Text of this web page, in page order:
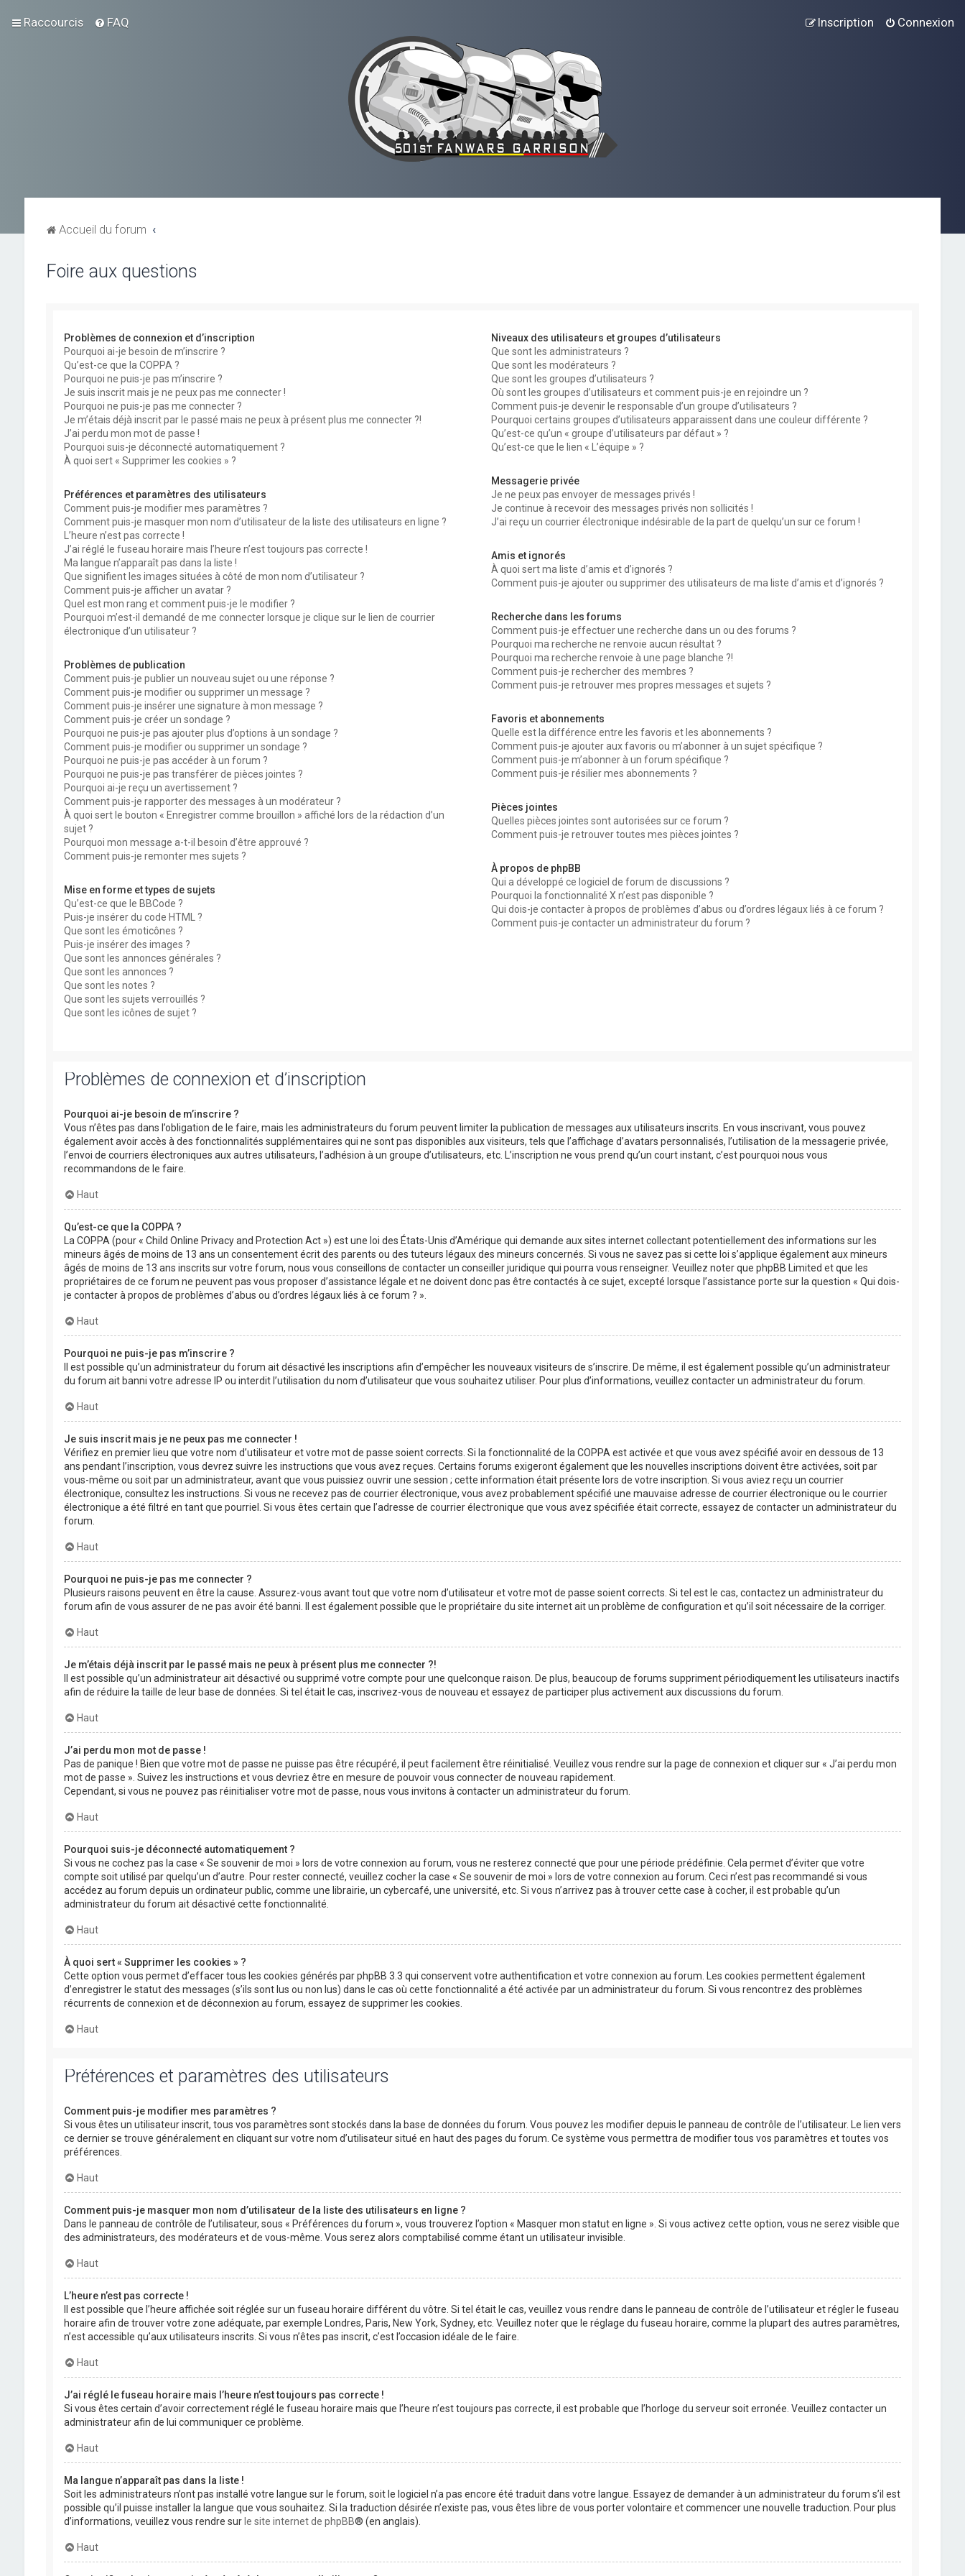
Raccourcis FAQ Connexion
Inscription
Accueil du forum
Foire aux questions
Problèmes de connexion et d’inscription
Pourquoi ai-je besoin de m’inscrire ?
Qu’est-ce que la COPPA ?
Pourquoi ne puis-je pas m’inscrire ?
Je suis inscrit mais je ne peux pas me connecter !
Pourquoi ne puis-je pas me connecter ?
Je m’étais déjà inscrit par le passé mais ne peux à présent plus me connecter ?!
J’ai perdu mon mot de passe !
Pourquoi suis-je déconnecté automatiquement ?
À quoi sert « Supprimer les cookies » ?
Préférences et paramètres des utilisateurs
Comment puis-je modifier mes paramètres ?
Comment puis-je masquer mon nom d’utilisateur de la liste des utilisateurs en ligne ?
L’heure n’est pas correcte !
J’ai réglé le fuseau horaire mais l’heure n’est toujours pas correcte !
Ma langue n’apparaît pas dans la liste !
Que signifient les images situées à côté de mon nom d’utilisateur ?
Comment puis-je afficher un avatar ?
Quel est mon rang et comment puis-je le modifier ?
Pourquoi m’est-il demandé de me connecter lorsque je clique sur le lien de courrier
électronique d’un utilisateur ?
Problèmes de publication
Comment puis-je publier un nouveau sujet ou une réponse ?
Comment puis-je modifier ou supprimer un message ?
Comment puis-je insérer une signature à mon message ?
Comment puis-je créer un sondage ?
Pourquoi ne puis-je pas ajouter plus d’options à un sondage ?
Comment puis-je modifier ou supprimer un sondage ?
Pourquoi ne puis-je pas accéder à un forum ?
Pourquoi ne puis-je pas transférer de pièces jointes ?
Pourquoi ai-je reçu un avertissement ?
Comment puis-je rapporter des messages à un modérateur ?
À quoi sert le bouton « Enregistrer comme brouillon » affiché lors de la rédaction d’un
sujet ?
Pourquoi mon message a-t-il besoin d’être approuvé ?
Comment puis-je remonter mes sujets ?
Mise en forme et types de sujets
Qu’est-ce que le BBCode ?
Puis-je insérer du code HTML ?
Que sont les émoticônes ?
Puis-je insérer des images ?
Que sont les annonces générales ?
Que sont les annonces ?
Que sont les notes ?
Que sont les sujets verrouillés ?
Que sont les icônes de sujet ?
Niveaux des utilisateurs et groupes d’utilisateurs
Que sont les administrateurs ?
Que sont les modérateurs ?
Que sont les groupes d’utilisateurs ?
Où sont les groupes d’utilisateurs et comment puis-je en rejoindre un ?
Comment puis-je devenir le responsable d’un groupe d’utilisateurs ?
Pourquoi certains groupes d’utilisateurs apparaissent dans une couleur différente ?
Qu’est-ce qu’un « groupe d’utilisateurs par défaut » ?
Qu’est-ce que le lien « L’équipe » ?
Messagerie privée
Je ne peux pas envoyer de messages privés !
Je continue à recevoir des messages privés non sollicités !
J’ai reçu un courrier électronique indésirable de la part de quelqu’un sur ce forum !
Amis et ignorés
À quoi sert ma liste d’amis et d’ignorés ?
Comment puis-je ajouter ou supprimer des utilisateurs de ma liste d’amis et d’ignorés ?
Recherche dans les forums
Comment puis-je effectuer une recherche dans un ou des forums ?
Pourquoi ma recherche ne renvoie aucun résultat ?
Pourquoi ma recherche renvoie à une page blanche ?!
Comment puis-je rechercher des membres ?
Comment puis-je retrouver mes propres messages et sujets ?
Favoris et abonnements
Quelle est la différence entre les favoris et les abonnements ?
Comment puis-je ajouter aux favoris ou m’abonner à un sujet spécifique ?
Comment puis-je m’abonner à un forum spécifique ?
Comment puis-je résilier mes abonnements ?
Pièces jointes
Quelles pièces jointes sont autorisées sur ce forum ?
Comment puis-je retrouver toutes mes pièces jointes ?
À propos de phpBB
Qui a développé ce logiciel de forum de discussions ?
Pourquoi la fonctionnalité X n’est pas disponible ?
Qui dois-je contacter à propos de problèmes d’abus ou d’ordres légaux liés à ce forum ?
Comment puis-je contacter un administrateur du forum ?
Problèmes de connexion et d’inscription
Pourquoi ai-je besoin de m’inscrire ?
Vous n’êtes pas dans l’obligation de le faire, mais les administrateurs du forum peuvent limiter la publication de messages aux utilisateurs inscrits. En vous inscrivant, vous pouvez
également avoir accès à des fonctionnalités supplémentaires qui ne sont pas disponibles aux visiteurs, tels que l’affichage d’avatars personnalisés, l’utilisation de la messagerie privée,
l’envoi de courriers électroniques aux autres utilisateurs, l’adhésion à un groupe d’utilisateurs, etc. L’inscription ne vous prend qu’un court instant, c’est pourquoi nous vous
recommandons de le faire.
Haut
Qu’est-ce que la COPPA ?
La COPPA (pour « Child Online Privacy and Protection Act ») est une loi des États-Unis d’Amérique qui demande aux sites internet collectant potentiellement des informations sur les
mineurs âgés de moins de 13 ans un consentement écrit des parents ou des tuteurs légaux des mineurs concernés. Si vous ne savez pas si cette loi s’applique également aux mineurs
âgés de moins de 13 ans inscrits sur votre forum, nous vous conseillons de contacter un conseiller juridique qui pourra vous renseigner. Veuillez noter que phpBB Limited et que les
propriétaires de ce forum ne peuvent pas vous proposer d’assistance légale et ne doivent donc pas être contactés à ce sujet, excepté lorsque l’assistance porte sur la question « Qui dois-
je contacter à propos de problèmes d’abus ou d’ordres légaux liés à ce forum ? ».
Haut
Pourquoi ne puis-je pas m’inscrire ?
Il est possible qu’un administrateur du forum ait désactivé les inscriptions afin d’empêcher les nouveaux visiteurs de s’inscrire. De même, il est également possible qu’un administrateur
du forum ait banni votre adresse IP ou interdit l’utilisation du nom d’utilisateur que vous souhaitez utiliser. Pour plus d’informations, veuillez contacter un administrateur du forum.
Haut
Je suis inscrit mais je ne peux pas me connecter !
Vérifiez en premier lieu que votre nom d’utilisateur et votre mot de passe soient corrects. Si la fonctionnalité de la COPPA est activée et que vous avez spécifié avoir en dessous de 13
ans pendant l’inscription, vous devrez suivre les instructions que vous avez reçues. Certains forums exigeront également que les nouvelles inscriptions doivent être activées, soit par
vous-même ou soit par un administrateur, avant que vous puissiez ouvrir une session ; cette information était présente lors de votre inscription. Si vous aviez reçu un courrier
électronique, consultez les instructions. Si vous ne recevez pas de courrier électronique, vous avez probablement spécifié une mauvaise adresse de courrier électronique ou le courrier
électronique a été filtré en tant que pourriel. Si vous êtes certain que l’adresse de courrier électronique que vous avez spécifiée était correcte, essayez de contacter un administrateur du
forum.
Haut
Pourquoi ne puis-je pas me connecter ?
Plusieurs raisons peuvent en être la cause. Assurez-vous avant tout que votre nom d’utilisateur et votre mot de passe soient corrects. Si tel est le cas, contactez un administrateur du
forum afin de vous assurer de ne pas avoir été banni. Il est également possible que le propriétaire du site internet ait un problème de configuration et qu’il soit nécessaire de la corriger.
Haut
Je m’étais déjà inscrit par le passé mais ne peux à présent plus me connecter ?!
Il est possible qu’un administrateur ait désactivé ou supprimé votre compte pour une quelconque raison. De plus, beaucoup de forums suppriment périodiquement les utilisateurs inactifs
afin de réduire la taille de leur base de données. Si tel était le cas, inscrivez-vous de nouveau et essayez de participer plus activement aux discussions du forum.
Haut
J’ai perdu mon mot de passe !
Pas de panique ! Bien que votre mot de passe ne puisse pas être récupéré, il peut facilement être réinitialisé. Veuillez vous rendre sur la page de connexion et cliquer sur « J’ai perdu mon
mot de passe ». Suivez les instructions et vous devriez être en mesure de pouvoir vous connecter de nouveau rapidement.
Cependant, si vous ne pouvez pas réinitialiser votre mot de passe, nous vous invitons à contacter un administrateur du forum.
Haut
Pourquoi suis-je déconnecté automatiquement ?
Si vous ne cochez pas la case « Se souvenir de moi » lors de votre connexion au forum, vous ne resterez connecté que pour une période prédéfinie. Cela permet d’éviter que votre
compte soit utilisé par quelqu’un d’autre. Pour rester connecté, veuillez cocher la case « Se souvenir de moi » lors de votre connexion au forum. Ceci n’est pas recommandé si vous
accédez au forum depuis un ordinateur public, comme une librairie, un cybercafé, une université, etc. Si vous n’arrivez pas à trouver cette case à cocher, il est probable qu’un
administrateur du forum ait désactivé cette fonctionnalité.
Haut
À quoi sert « Supprimer les cookies » ?
Cette option vous permet d’effacer tous les cookies générés par phpBB 3.3 qui conservent votre authentification et votre connexion au forum. Les cookies permettent également
d’enregistrer le statut des messages (s’ils sont lus ou non lus) dans le cas où cette fonctionnalité a été activée par un administrateur du forum. Si vous rencontrez des problèmes
récurrents de connexion et de déconnexion au forum, essayez de supprimer les cookies.
Haut
Préférences et paramètres des utilisateurs
Comment puis-je modifier mes paramètres ?
Si vous êtes un utilisateur inscrit, tous vos paramètres sont stockés dans la base de données du forum. Vous pouvez les modifier depuis le panneau de contrôle de l’utilisateur. Le lien vers
ce dernier se trouve généralement en cliquant sur votre nom d’utilisateur situé en haut des pages du forum. Ce système vous permettra de modifier tous vos paramètres et toutes vos
préférences.
Haut
Comment puis-je masquer mon nom d’utilisateur de la liste des utilisateurs en ligne ?
Dans le panneau de contrôle de l’utilisateur, sous « Préférences du forum », vous trouverez l’option « Masquer mon statut en ligne ». Si vous activez cette option, vous ne serez visible que
des administrateurs, des modérateurs et de vous-même. Vous serez alors comptabilisé comme étant un utilisateur invisible.
Haut
L’heure n’est pas correcte !
Il est possible que l’heure affichée soit réglée sur un fuseau horaire différent du vôtre. Si tel était le cas, veuillez vous rendre dans le panneau de contrôle de l’utilisateur et régler le fuseau
horaire afin de trouver votre zone adéquate, par exemple Londres, Paris, New York, Sydney, etc. Veuillez noter que le réglage du fuseau horaire, comme la plupart des autres paramètres,
n’est accessible qu’aux utilisateurs inscrits. Si vous n’êtes pas inscrit, c’est l’occasion idéale de le faire.
Haut
J’ai réglé le fuseau horaire mais l’heure n’est toujours pas correcte !
Si vous êtes certain d’avoir correctement réglé le fuseau horaire mais que l’heure n’est toujours pas correcte, il est probable que l’horloge du serveur soit erronée. Veuillez contacter un
administrateur afin de lui communiquer ce problème.
Haut
Ma langue n’apparaît pas dans la liste !
Soit les administrateurs n’ont pas installé votre langue sur le forum, soit le logiciel n’a pas encore été traduit dans votre langue. Essayez de demander à un administrateur du forum s’il est
possible qu’il puisse installer la langue que vous souhaitez. Si la traduction désirée n’existe pas, vous êtes libre de vous porter volontaire et commencer une nouvelle traduction. Pour plus
d’informations, veuillez vous rendre sur le site internet de phpBB® (en anglais).
Haut